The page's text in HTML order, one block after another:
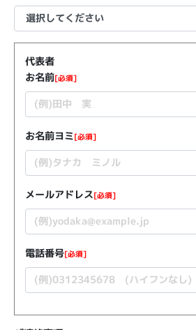
代表者
お名前[必須]
お名前ヨミ[必須]
メールアドレス[必須]
電話番号[必須]